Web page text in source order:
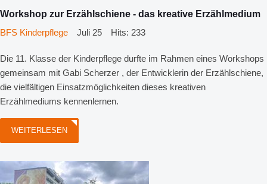
Workshop zur Erzählschiene - das kreative Erzählmedium
BFS Kinderpflege
Juli 25 Hits: 233
Die 11. Klasse der Kinderpflege durfte im Rahmen eines Workshops
gemeinsam mit Gabi Scherzer , der Entwicklerin der Erzählschiene,
die vielfältigen Einsatzmöglichkeiten dieses kreativen
Erzählmediums kennenlernen.
WEITERLESEN